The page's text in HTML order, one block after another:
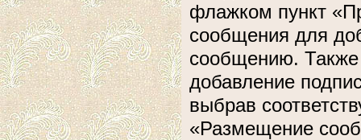
флажком пункт
сообщения для
сообщению. Также
добавление
выбрав
«Размещение